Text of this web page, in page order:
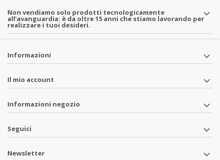
Non vendiamo solo prodotti tecnologicamente
all’avanguardia: è da oltre 15 anni che stiamo lavorando per
realizzare i tuoi desideri.
Informazioni
Il mio account
Informazioni negozio
Seguici
Newsletter